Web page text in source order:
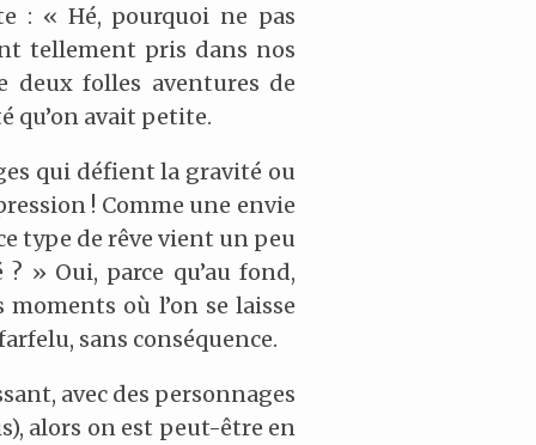
: « Hé, pourquoi ne pas
tellement pris dans nos
deux folles aventures de
qu’on avait petite.
qui défient la gravité ou
! Comme une envie
type de rêve vient un peu
» Oui, parce qu’au fond,
moments où l’on se laisse
sans conséquence.
avec des personnages
alors on est peut-être en